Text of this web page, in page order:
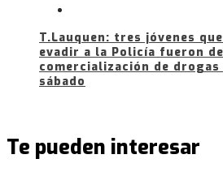
T.Lauquen: tres jóvenes
evadir a la Policía fueron
comercialización de
sábado
Te pueden interesar